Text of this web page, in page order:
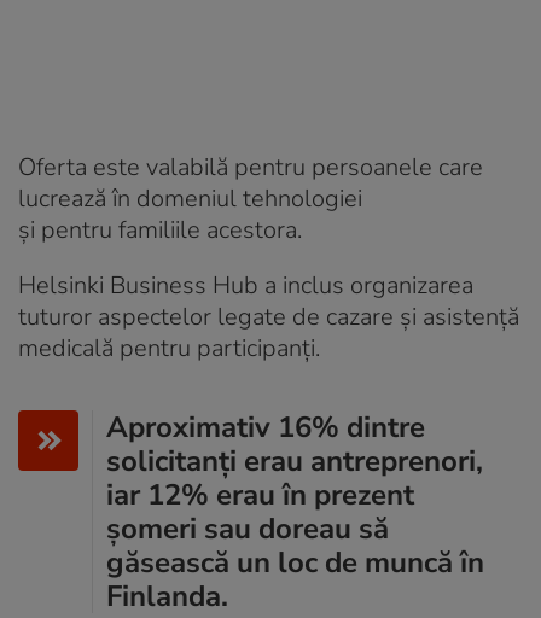
Oferta este valabilă pentru persoanele care
lucrează în domeniul tehnologiei
şi pentru familiile acestora.
Helsinki Business Hub a inclus organizarea
tuturor aspectelor legate de cazare și asistență
medicală pentru participanți.
Aproximativ 16% dintre
solicitanți erau antreprenori,
iar 12% erau în prezent
șomeri sau doreau să
găsească un loc de muncă în
Finlanda.